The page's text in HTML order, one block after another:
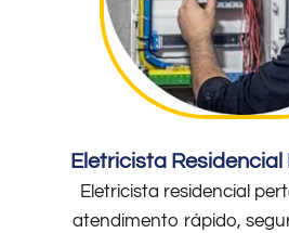
Eletricista Residencial
Eletricista residencial
atendimento rápido,